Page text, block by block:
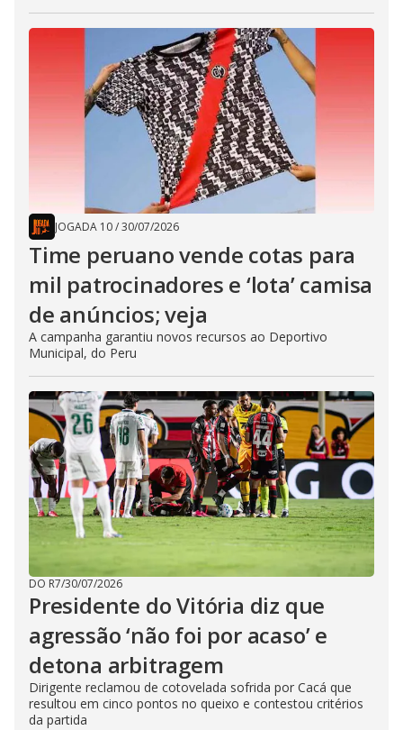
JOGADA 10/30/07/2026
Time peruano vende cotas para
mil patrocinadores e ‘lota’ camisa
de anúncios; veja
A campanha garantiu novos recursos ao Deportivo
Municipal, do Peru
DO R7/30/07/2026
Presidente do Vitória diz que
agressão ‘não foi por acaso’ e
detona arbitragem
Dirigente reclamou de cotovelada sofrida por Cacá que
resultou em cinco pontos no queixo e contestou critérios
da partida